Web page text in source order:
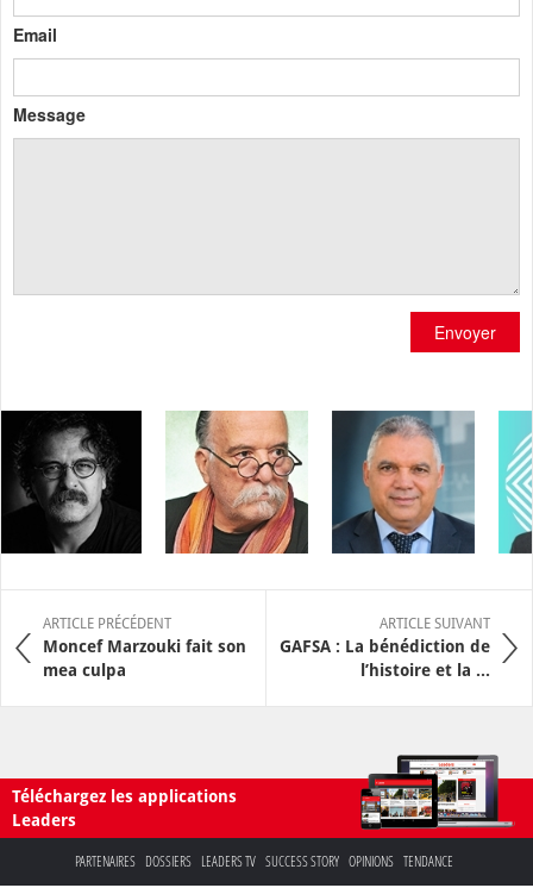
Email
Message
Envoyer
ARTICLE PRÉCÉDENT
Moncef Marzouki fait son
mea culpa
ARTICLE SUIVANT
GAFSA : La bénédiction de
l’histoire et la ...
Téléchargez les applications
Leaders
PARTENAIRES DOSSIERS LEADERS TV SUCCESS STORY OPINIONS TENDANCE